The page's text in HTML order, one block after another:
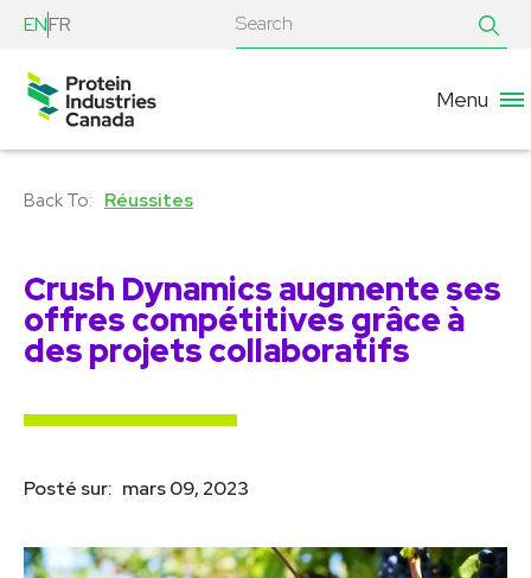
ENFR
Menu
Réussites
Crush Dynamics augmente ses
offres compétitives grâce à
des projets collaboratifs
Posté sur: mars 09, 2023